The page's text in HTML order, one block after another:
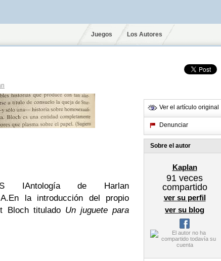
Juegos Los Autores
IAntología de Harlan
la introducción del propio
Bloch titulado Un juguete para
Ver el artículo original
Denunciar
Sobre el autor
Kaplan
91 veces
compartido
ver su perfil
ver su blog